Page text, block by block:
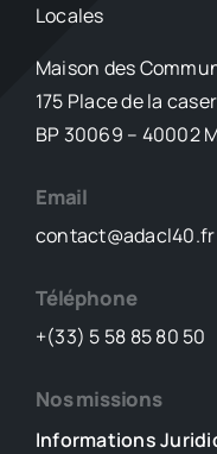
Locales
Maison des
175 Place de la
BP 30069 – 40002
Email
contact@adacl40.fr
Téléphone
+(33) 5 58 85 80 50
Nos missions
Informations